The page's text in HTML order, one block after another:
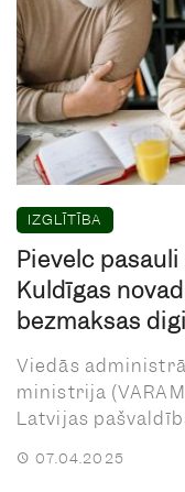
IZGLĪTĪBA
Pievelc
Kuldīgas
bezmaksas
Viedās
ministrija
Latvijas
07.04.2025